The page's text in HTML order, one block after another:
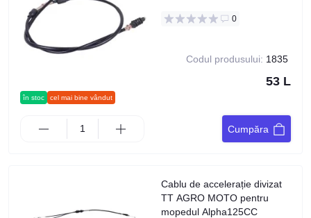
în stoc cel mai bine vândut
0
Codul produsului: 1835
53 L
Cumpăra
Cablu de accelerație divizat
TT AGRO MOTO pentru
mopedul Alpha125CC